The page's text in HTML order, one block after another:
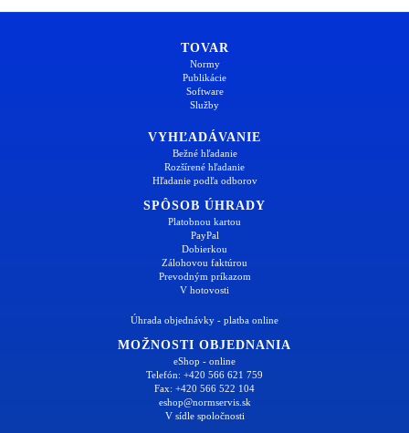
TOVAR
Normy
Publikácie
Software
Služby
VYHĽADÁVANIE
Bežné hľadanie
Rozšírené hľadanie
Hľadanie podľa odborov
SPÔSOB ÚHRADY
Platobnou kartou
PayPal
Dobierkou
Zálohovou faktúrou
Prevodným príkazom
V hotovosti
Úhrada objednávky - platba online
MOŽNOSTI OBJEDNANIA
eShop - online
Telefón: +420 566 621 759
Fax: +420 566 522 104
eshop@normservis.sk
V sídle spoločnosti